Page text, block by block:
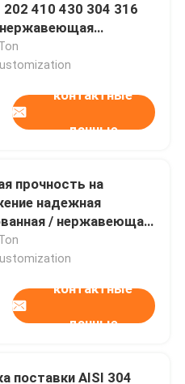
410 430 304 316
контактные
данные
прочность на
надежная
/ нержавеющая
проволока /
проволочные
контактные
данные
поставки AISI 304